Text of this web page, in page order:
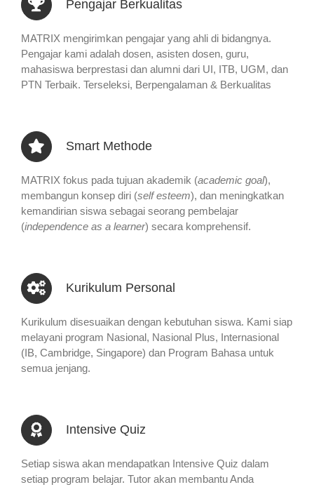
Pengajar Berkualitas
MATRIX mengirimkan pengajar yang ahli di bidangnya.
Pengajar kami adalah dosen, asisten dosen, guru,
mahasiswa berprestasi dan alumni dari UI, ITB, UGM, dan
PTN Terbaik. Terseleksi, Berpengalaman & Berkualitas
Smart Methode
MATRIX fokus pada tujuan akademik (academic goal),
membangun konsep diri (self esteem), dan meningkatkan
kemandirian siswa sebagai seorang pembelajar
(independence as a learner) secara komprehensif.
Kurikulum Personal
Kurikulum disesuaikan dengan kebutuhan siswa. Kami siap
melayani program Nasional, Nasional Plus, Internasional
(IB, Cambridge, Singapore) dan Program Bahasa untuk
semua jenjang.
Intensive Quiz
Setiap siswa akan mendapatkan Intensive Quiz dalam
setiap program belajar. Tutor akan membantu Anda